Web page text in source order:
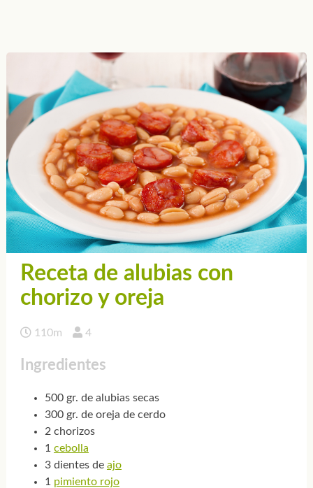
Receta de alubias con
chorizo y oreja
110m 4
Ingredientes
500 gr. de alubias secas
300 gr. de oreja de cerdo
2 chorizos
1 cebolla
3 dientes de ajo
1 pimiento rojo